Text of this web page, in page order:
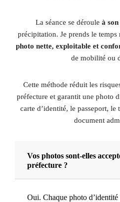
La séance se déroule à
précipitation. Je prends le temps
photo nette, exploitable et
de mobilité ou
Cette méthode réduit les
préfecture et garantit une photo
carte d’identité, le passeport,
document
Vos photos sont-elles
préfecture ?
Oui. Chaque photo d’identité